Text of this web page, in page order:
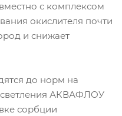
с комплексом
окислителя почти
и снижает
до норм на
АКВАФЛОУ
сорбции